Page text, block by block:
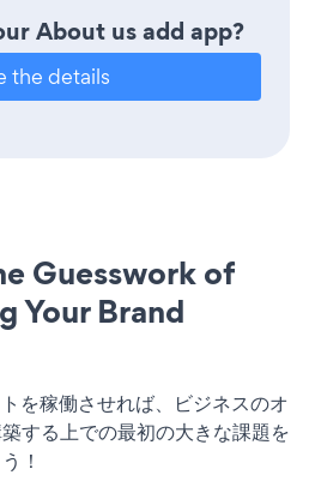
About us add app?
the details
Guesswork of
Your Brand
稼働させれば、ビジネスのオ
する上での最初の大きな課題を
！